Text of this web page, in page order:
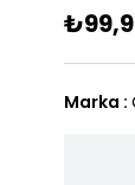
Marka :